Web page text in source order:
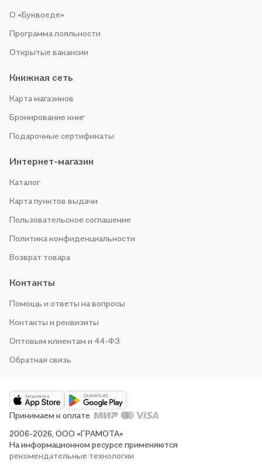
О «Буквоеде»
Программа лояльности
Открытые вакансии
Книжная сеть
Карта магазинов
Бронирование книг
Подарочные сертификаты
Интернет-магазин
Каталог
Карта пунктов выдачи
Пользовательское соглашение
Политика конфиденциальности
Возврат товара
Контакты
Помощь и ответы на вопросы
Контакты и реквизиты
Оптовым клиентам и 44-ФЗ
Обратная связь
2006-2026, ООО «ГРАМОТА»
На информационном ресурсе применяются
рекомендательные технологии
Принимаем к оплате